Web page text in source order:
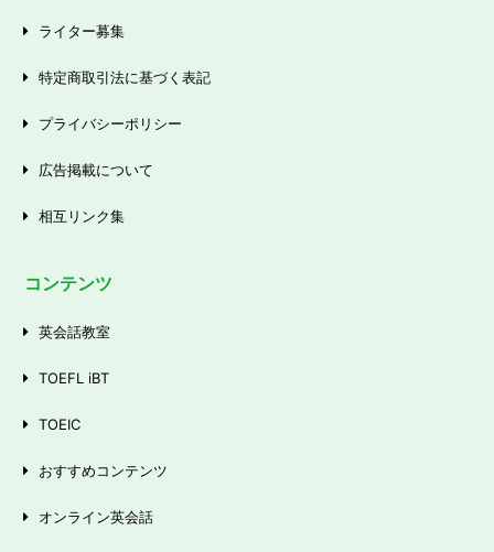
ライター募集
特定商取引法に基づく表記
プライバシーポリシー
広告掲載について
相互リンク集
コンテンツ
英会話教室
TOEFL iBT
TOEIC
おすすめコンテンツ
オンライン英会話